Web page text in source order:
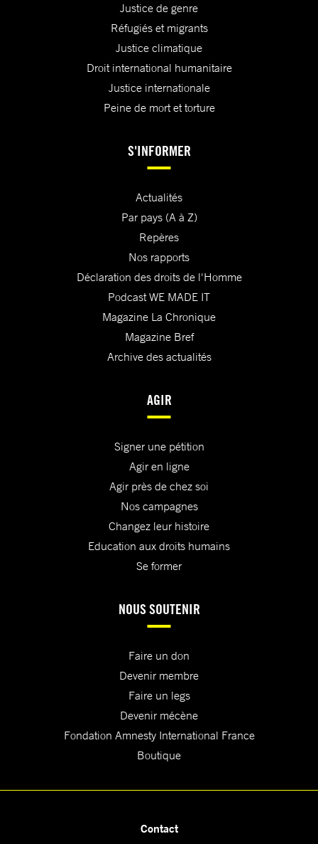
Justice de genre
Réfugiés et migrants
Justice climatique
Droit international humanitaire
Justice internationale
Peine de mort et torture
S'INFORMER
Actualités
Par pays (A à Z)
Repères
Nos rapports
Déclaration des droits de l'Homme
Podcast WE MADE IT
Magazine La Chronique
Magazine Bref
Archive des actualités
AGIR
Signer une pétition
Agir en ligne
Agir près de chez soi
Nos campagnes
Changez leur histoire
Education aux droits humains
Se former
NOUS SOUTENIR
Faire un don
Devenir membre
Faire un legs
Devenir mécène
Fondation Amnesty International France
Boutique
Contact